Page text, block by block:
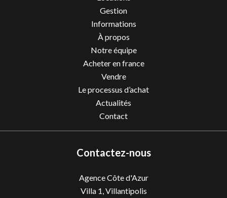
Gestion
Informations
À propos
Notre équipe
Acheter en france
Vendre
Le processus d’achat
Actualités
Contact
Contactez-nous
Agence Côte d'Azur
Villa 1, Villantipolis